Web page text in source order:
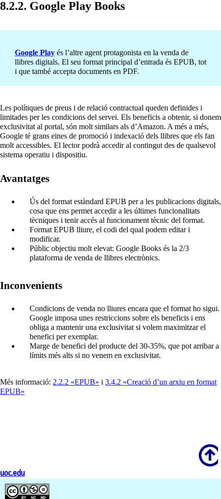
8.2.2. Google Play Books
Google Play és l’altre agent protagonista en la venda de
llibres digitals. El seu format principal d’entrada és EPUB, tot
i que també accepta documents en PDF.
Les polítiques de preus i de relació contractual queden definides i
limitades per les condicions del servei. Els beneficis a obtenir, si donem
exclusivitat al portal, són molt similars als d’Amazon. A més a més,
Google té grans eines de promoció i indexació dels llibres que els fan
molt accessibles. El lector podrà accedir al contingut des de qualsevol
sistema operatiu i dispositiu.
Avantatges
Ús del format estàndard EPUB per a les publicacions digitals,
cosa que ens permet accedir a les últimes funcionalitats
tècniques i tenir accés al funcionament tècnic del format.
Format EPUB lliure, el codi del qual podem editar i
modificar.
Públic objectiu molt elevat: Google Books és la 2/3
plataforma de venda de llibres electrònics.
Inconvenients
Condicions de venda no lliures encara que el format ho sigui.
Google imposa unes restriccions sobre els beneficis i ens
obliga a mantenir una exclusivitat si volem maximitzar el
benefici per exemplar.
Marge de benefici del producte del 30-35%, que pot arribar a
límits més alts si no venem en exclusivitat.
Més informació: 2.2.2 «EPUB» i 3.4.2 «Creació d’un arxiu en format
EPUB»
Scroll
uoc.edu